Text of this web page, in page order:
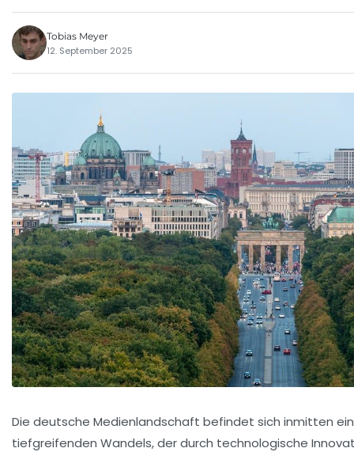
Tobias Meyer
12. September 2025
Die deutsche Medienlandschaft befindet sich inmitten
tiefgreifenden Wandels, der durch technologische